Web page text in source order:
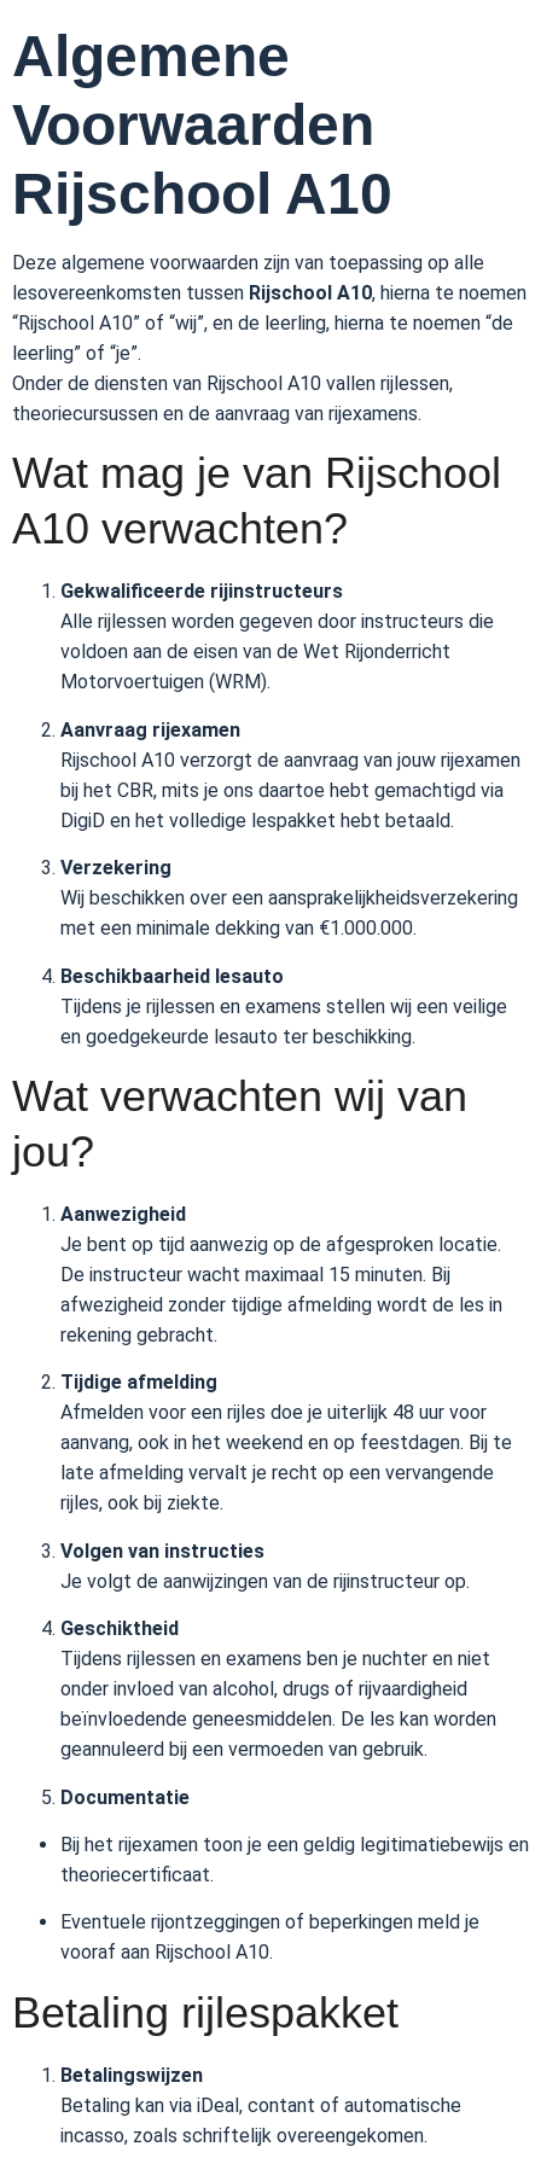
Algemene
Voorwaarden
Rijschool A10
Deze algemene voorwaarden zijn van toepassing op alle
lesovereenkomsten tussen Rijschool A10, hierna te noemen
“Rijschool A10” of “wij”, en de leerling, hierna te noemen “de
leerling” of “je”.
Onder de diensten van Rijschool A10 vallen rijlessen,
theoriecursussen en de aanvraag van rijexamens.
Wat mag je van Rijschool
A10 verwachten?
Gekwalificeerde rijinstructeurs
Alle rijlessen worden gegeven door instructeurs die
voldoen aan de eisen van de Wet Rijonderricht
Motorvoertuigen (WRM).
Aanvraag rijexamen
Rijschool A10 verzorgt de aanvraag van jouw rijexamen
bij het CBR, mits je ons daartoe hebt gemachtigd via
DigiD en het volledige lespakket hebt betaald.
Verzekering
Wij beschikken over een aansprakelijkheidsverzekering
met een minimale dekking van €1.000.000.
Beschikbaarheid lesauto
Tijdens je rijlessen en examens stellen wij een veilige
en goedgekeurde lesauto ter beschikking.
Wat verwachten wij van
jou?
Aanwezigheid
Je bent op tijd aanwezig op de afgesproken locatie.
De instructeur wacht maximaal 15 minuten. Bij
afwezigheid zonder tijdige afmelding wordt de les in
rekening gebracht.
Tijdige afmelding
Afmelden voor een rijles doe je uiterlijk 48 uur voor
aanvang, ook in het weekend en op feestdagen. Bij te
late afmelding vervalt je recht op een vervangende
rijles, ook bij ziekte.
Volgen van instructies
Je volgt de aanwijzingen van de rijinstructeur op.
Geschiktheid
Tijdens rijlessen en examens ben je nuchter en niet
onder invloed van alcohol, drugs of rijvaardigheid
beïnvloedende geneesmiddelen. De les kan worden
geannuleerd bij een vermoeden van gebruik.
Documentatie
Bij het rijexamen toon je een geldig legitimatiebewijs en
theoriecertificaat.
Eventuele rijontzeggingen of beperkingen meld je
vooraf aan Rijschool A10.
Betaling rijlespakket
Betalingswijzen
Betaling kan via iDeal, contant of automatische
incasso, zoals schriftelijk overeengekomen.